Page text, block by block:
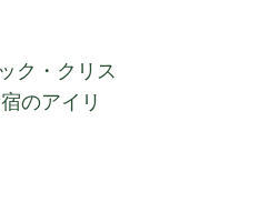
ク・クリス
のアイリ